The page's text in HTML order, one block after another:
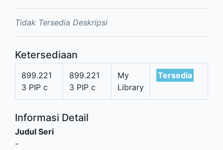
Tidak Tersedia Deskripsi
Ketersediaan
899.221
3 PIP c
899.221
3 PIP c
My
Library
Tersedia
Informasi Detail
Judul Seri
-